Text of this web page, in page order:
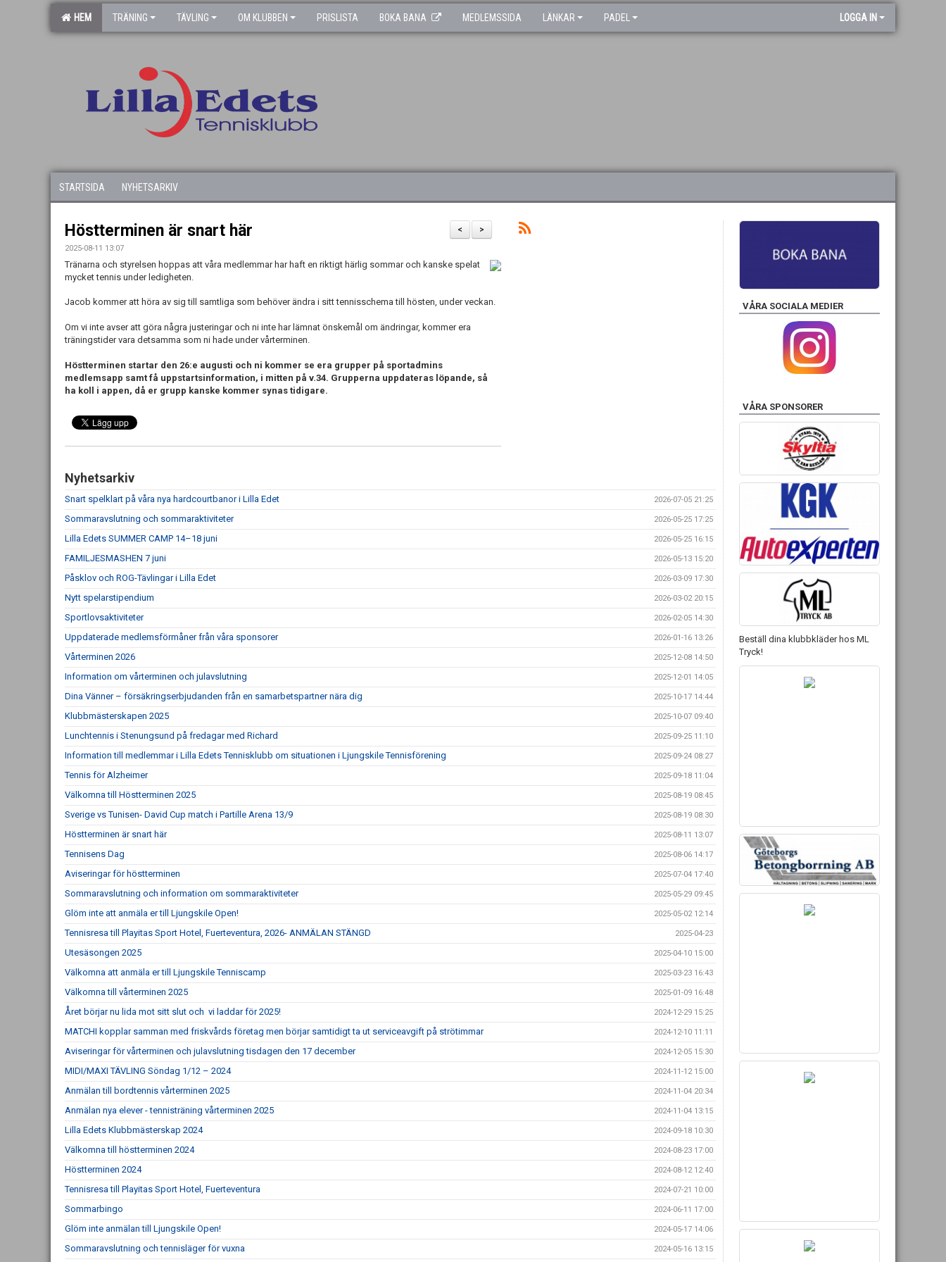
HEM TRÄNING TÄVLING OM KLUBBEN PRISLISTA BOKA BANA MEDLEMSSIDA LÄNKAR PADEL LOGGA IN
STARTSIDA NYHETSARKIV
>
<
Höstterminen är snart här
2025-08-11 13:07
Tränarna och styrelsen hoppas att våra medlemmar har haft en riktigt härlig sommar och kanske spelat
mycket tennis under ledigheten.
Jacob kommer att höra av sig till samtliga som behöver ändra i sitt tennisschema till hösten, under veckan.
Om vi inte avser att göra några justeringar och ni inte har lämnat önskemål om ändringar, kommer era
träningstider vara detsamma som ni hade under vårterminen.
Höstterminen startar den 26:e augusti och ni kommer se era grupper på sportadmins
medlemsapp samt få uppstartsinformation, i mitten på v.34. Grupperna uppdateras löpande, så
ha koll i appen, då er grupp kanske kommer synas tidigare.
Nyhetsarkiv
Snart spelklart på våra nya hardcourtbanor i Lilla Edet 2026-07-05 21:25
Sommaravslutning och sommaraktiviteter 2026-05-25 17:25
Lilla Edets SUMMER CAMP 14–18 juni 2026-05-25 16:15
FAMILJESMASHEN 7 juni 2026-05-13 15:20
Påsklov och ROG-Tävlingar i Lilla Edet 2026-03-09 17:30
Nytt spelarstipendium 2026-03-02 20:15
Sportlovsaktiviteter 2026-02-05 14:30
Uppdaterade medlemsförmåner från våra sponsorer 2026-01-16 13:26
Vårterminen 2026 2025-12-08 14:50
Information om vårterminen och julavslutning 2025-12-01 14:05
Dina Vänner – försäkringserbjudanden från en samarbetspartner nära dig 2025-10-17 14:44
Klubbmästerskapen 2025 2025-10-07 09:40
Lunchtennis i Stenungsund på fredagar med Richard 2025-09-25 11:10
Information till medlemmar i Lilla Edets Tennisklubb om situationen i Ljungskile Tennisförening 2025-09-24 08:27
Tennis för Alzheimer 2025-09-18 11:04
Välkomna till Höstterminen 2025 2025-08-19 08:45
Sverige vs Tunisen- David Cup match i Partille Arena 13/9 2025-08-19 08:30
Höstterminen är snart här 2025-08-11 13:07
Tennisens Dag 2025-08-06 14:17
Aviseringar för höstterminen 2025-07-04 17:40
Sommaravslutning och information om sommaraktiviteter 2025-05-29 09:45
Glöm inte att anmäla er till Ljungskile Open! 2025-05-02 12:14
Tennisresa till Playitas Sport Hotel, Fuerteventura, 2026- ANMÄLAN STÄNGD 2025-04-23
Utesäsongen 2025 2025-04-10 15:00
Välkomna att anmäla er till Ljungskile Tenniscamp 2025-03-23 16:43
Välkomna till vårterminen 2025 2025-01-09 16:48
Året börjar nu lida mot sitt slut och vi laddar för 2025! 2024-12-29 15:25
MATCHI kopplar samman med friskvårds företag men börjar samtidigt ta ut serviceavgift på strötimmar 2024-12-10 11:11
Aviseringar för vårterminen och julavslutning tisdagen den 17 december 2024-12-05 15:30
MIDI/MAXI TÄVLING Söndag 1/12 – 2024 2024-11-12 15:00
Anmälan till bordtennis vårterminen 2025 2024-11-04 20:34
Anmälan nya elever - tennisträning vårterminen 2025 2024-11-04 13:15
Lilla Edets Klubbmästerskap 2024 2024-09-18 10:30
Välkomna till höstterminen 2024 2024-08-23 17:00
Höstterminen 2024 2024-08-12 12:40
Tennisresa till Playitas Sport Hotel, Fuerteventura 2024-07-21 10:00
Sommarbingo 2024-06-11 17:00
Glöm inte anmälan till Ljungskile Open! 2024-05-17 14:06
Sommaravslutning och tennisläger för vuxna 2024-05-16 13:15
VÅRA SOCIALA MEDIER
VÅRA SPONSORER
Beställ dina klubbkläder hos ML
Tryck!